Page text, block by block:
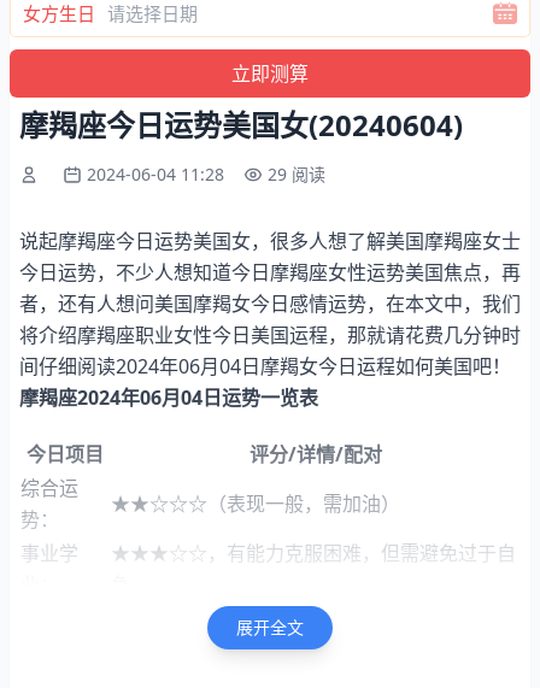
女方生日
摩羯座今日运势美国女(20240604)
2024-06-04 11:28 29 阅读
说起摩羯座今日运势美国女，很多人想了解美国摩羯座女士
今日运势，不少人想知道今日摩羯座女性运势美国焦点，再
者，还有人想问美国摩羯女今日感情运势，在本文中，我们
将介绍摩羯座职业女性今日美国运程，那就请花费几分钟时
间仔细阅读2024年06月04日摩羯女今日运程如何美国吧！
摩羯座2024年06月04日运势一览表
今日项目
评分/详情/配对
综合运
势：
★★☆☆☆（表现一般，需加油）
事业学
★★★☆☆，有能力克服困难，但需避免过于自
★★★☆☆（保险理赔，三星半缓解经济压力）
展开全文